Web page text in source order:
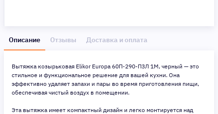
Описание Отзывы Доставка и оплата
Вытяжка козырьковая Elikor Europa 60П-290-П3Л 1M, черный — это
стильное и функциональное решение для вашей кухни. Она
эффективно удаляет запахи и пары во время приготовления пищи,
обеспечивая чистый воздух в помещении.
Эта вытяжка имеет компактный дизайн и легко монтируется над